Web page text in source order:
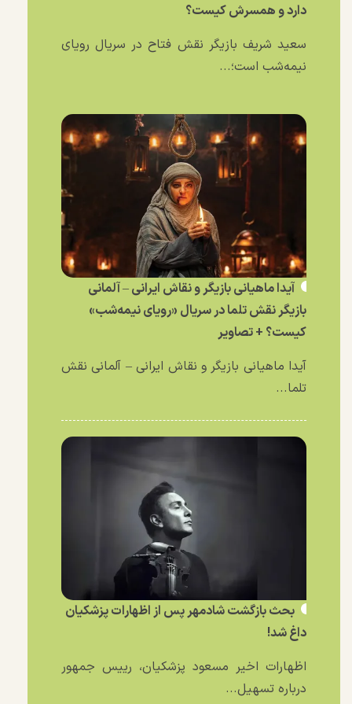
دارد و همسرش کیست؟
سعید شریف بازیگر نقش فتاح در سریال رویای
نیمه‌شب است؛...
آیدا ماهیانی بازیگر و نقاش ایرانی – آلمانی
بازیگر نقش تلما در سریال «رویای نیمه‌شب»
کیست؟ + تصاویر
آیدا ماهیانی بازیگر و نقاش ایرانی – آلمانی نقش
تلما...
بحث بازگشت شادمهر پس از اظهارات پزشکیان
داغ شد!
اظهارات اخیر مسعود پزشکیان، رییس جمهور
درباره تسهیل...